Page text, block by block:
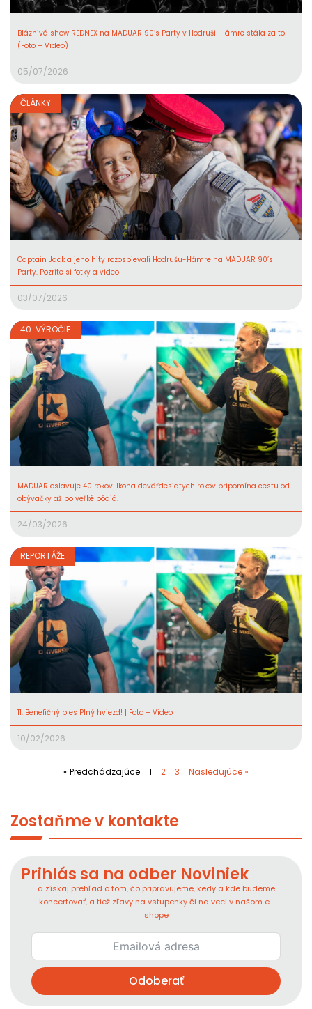
Bláznivá show REDNEX na MADUAR 90’s Party v Hodruši-Hámre stála za to!
(Foto + Video)
05/07/2026
ČLÁNKY
Captain Jack a jeho hity rozospievali Hodrušu-Hámre na MADUAR 90’s
Party. Pozrite si fotky a video!
03/07/2026
40. VÝROČIE
MADUAR oslavuje 40 rokov. Ikona deväťdesiatych rokov pripomína cestu od
obývačky až po veľké pódiá.
24/03/2026
REPORTÁŽE
11. Benefičný ples Plný hviezd! | Foto + Video
10/02/2026
« Predchádzajúce 1 2 3 Nasledujúce »
Zostaňme v kontakte
Prihlás sa na odber Noviniek
a získaj prehľad o tom, čo pripravujeme, kedy a kde budeme
koncertovať, a tiež zľavy na vstupenky či na veci v našom e-
shope
Odoberať